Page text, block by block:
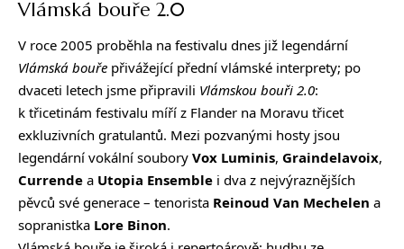
Vlámská bouře 2.0
V roce 2005 proběhla na festivalu dnes již legendární
Vlámská bouře přivážející přední vlámské interprety; po
dvaceti letech jsme připravili Vlámskou bouři 2.0:
k třicetinám festivalu míří z Flander na Moravu třicet
exkluzivních gratulantů. Mezi pozvanými hosty jsou
legendární vokální soubory Vox Luminis, Graindelavoix,
Currende a Utopia Ensemble i dva z nejvýraznějších
pěvců své generace – tenorista Reinoud Van Mechelen a
sopranistka Lore Binon.